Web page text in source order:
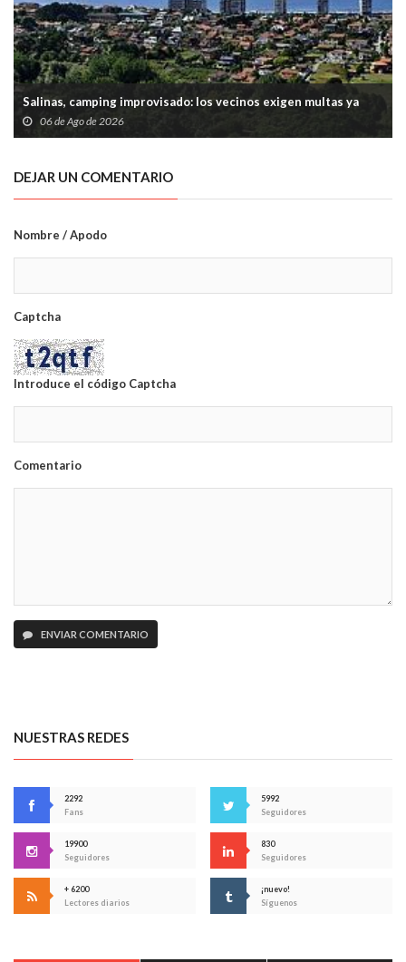
Salinas, camping improvisado: los vecinos exigen multas ya
06 de Ago de 2026
DEJAR UN COMENTARIO
Nombre / Apodo
Captcha
Introduce el código Captcha
Comentario
ENVIAR COMENTARIO
NUESTRAS REDES
2292
Fans
5992
Seguidores
19900
Seguidores
830
Seguidores
+ 6200
Lectores diarios
¡nuevo!
Síguenos